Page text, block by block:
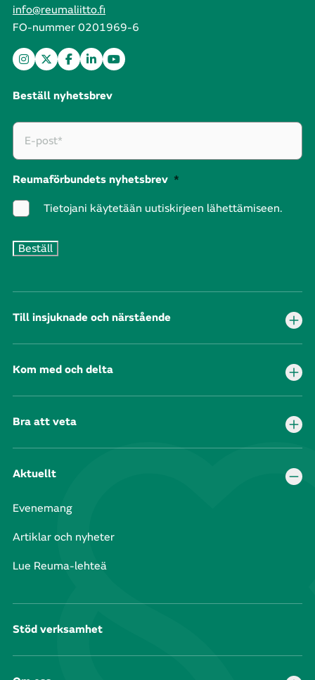
info@reumaliitto.fi
FO-nummer 0201969-6
Beställ nyhetsbrev
Reumaförbundets nyhetsbrev *
Tietojani käytetään uutiskirjeen lähettämiseen.
Till insjuknade och närstående
Kom med och delta
Bra att veta
Aktuellt
Evenemang
Artiklar och nyheter
Lue Reuma-lehteä
Stöd verksamhet